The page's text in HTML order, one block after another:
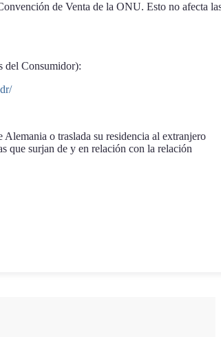
de Venta de la ONU. Esto no afecta
del Consumidor):
o traslada su residencia al extranjero
que surjan de y en relación con la relación